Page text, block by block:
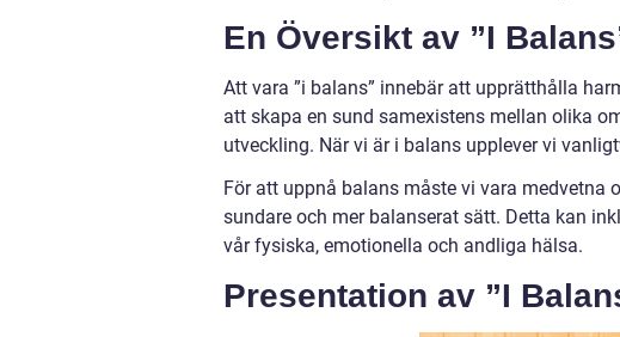
En Översikt av ”I
Att vara ”i balans” innebär att upprätthålla
att skapa en sund samexistens mellan olika
utveckling. När vi är i balans upplever vi
För att uppnå balans måste vi vara medvetna
sundare och mer balanserat sätt. Detta kan
vår fysiska, emotionella och andliga hälsa.
Presentation av ”I